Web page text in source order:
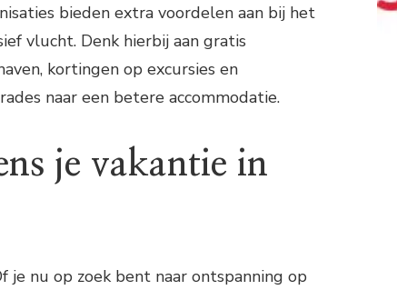
bieden extra voordelen aan bij het
vlucht. Denk hierbij aan gratis
kortingen op excursies en
naar een betere accommodatie.
je vakantie in
nu op zoek bent naar ontspanning op